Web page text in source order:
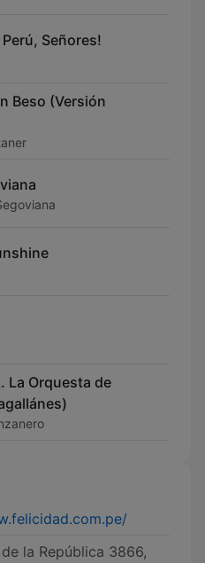
Señores!
Beso (Versión
La Orquesta de
la República 3866,